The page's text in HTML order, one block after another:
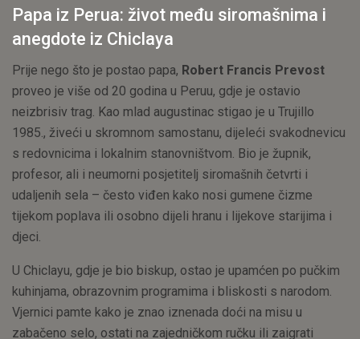
Papa iz Perua: život među siromašnima i
anegdote iz Chiclaya
Prije nego što je postao papa, Robert Francis Prevost
proveo je više od 20 godina u Peruu, gdje je ostavio
neizbrisiv trag. Kao mlad augustinac stigao je u Trujillo
1985., živeći u skromnom samostanu, dijeleći svakodnevicu
s redovnicima i lokalnim stanovništvom. Bio je župnik,
profesor, ali i neumorni posjetitelj siromašnih četvrti i
udaljenih sela – često viđen kako nosi gumene čizme
tijekom poplava ili osobno dijeli hranu i lijekove starijima i
djeci.
U Chiclayu, gdje je bio biskup, ostao je upamćen po pučkim
kuhinjama, obrazovnim programima i bliskosti s narodom.
Vjernici pamte kako je znao iznenada doći na misu u
zabačeno selo, ostati na zajedničkom ručku ili zaigrati